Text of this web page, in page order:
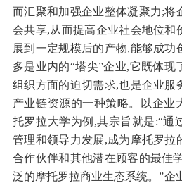
而汇聚和加强企业整体凝聚力;将
会共享,从而提高企业社会地位和
展到一定规模后的产物,能够成功
多是业内的“塔尖”企业,它既体现
组织方面的迫切需求,也是企业服
产业链资源的一种策略。以企
托罗拉大学为例,其宗旨就是:“通
管理和领导力发展,成为摩托罗拉
合作伙伴和其他潜在顾客的最佳
泛的摩托罗拉商业生态系统。”企